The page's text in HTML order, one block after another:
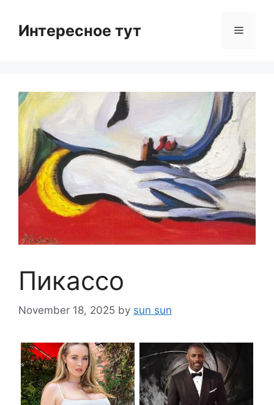
contentИнтересное тут Menu
Пикассо
November 18, 2025 by sun sun